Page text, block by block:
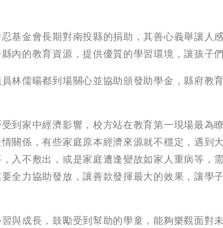
基金會長期對南投縣的捐助，其善心義舉讓人
的教育資源，提供優質的學習環境，讓孩子們
儒暘都到場關心並協助頒發助學金，縣府教育
到家中經濟影響，校方站在教育第一現場最為
關係，有些家庭原本經濟來源就不穩定，遇到
入不敷出，或是家庭遭逢變故如家人重病等，
全力協助發放，讓善款發揮最大的效果，讓學
與成長，鼓勵受到幫助的學童，能夠樂觀面對